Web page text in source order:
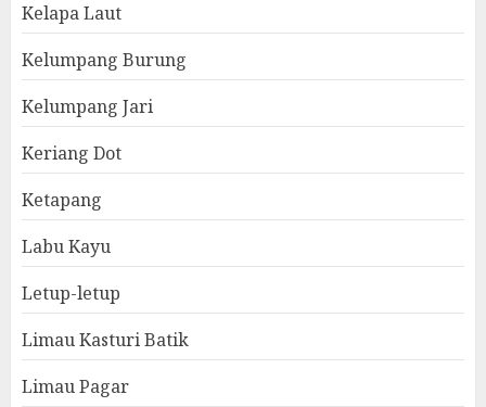
Kelapa Laut
Kelumpang Burung
Kelumpang Jari
Keriang Dot
Ketapang
Labu Kayu
Letup-letup
Limau Kasturi Batik
Limau Pagar